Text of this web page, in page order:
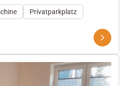
Privatparkplatz